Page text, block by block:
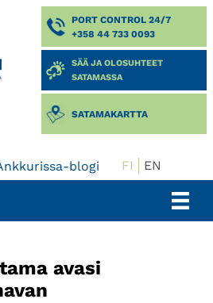
PORT CONTROL 24/7
+358 44 733 0093
SÄÄ JA OLOSUHTEET
SATAMASSA
SATAMAKARTTA
blogi FI EN
avasi